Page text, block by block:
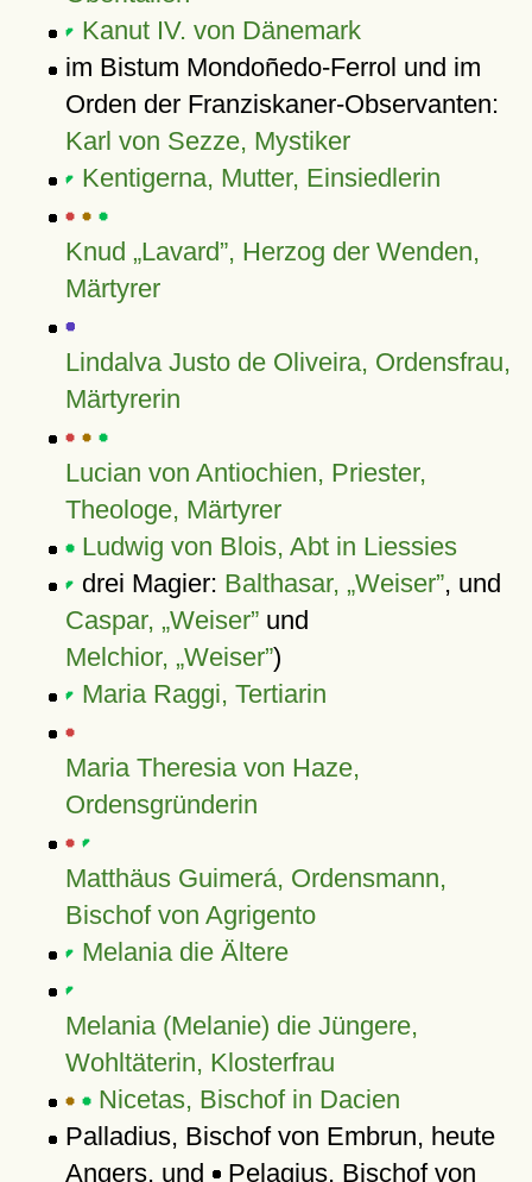
Kanut IV. von Dänemark
im Bistum Mondoñedo-Ferrol und im
Orden der Franziskaner-Observanten:
Karl von Sezze, Mystiker
Kentigerna, Mutter, Einsiedlerin
Knud „Lavard”, Herzog der Wenden,
Märtyrer
Lindalva Justo de Oliveira, Ordensfrau,
Märtyrerin
Lucian von Antiochien, Priester,
Theologe, Märtyrer
Ludwig von Blois, Abt in Liessies
drei Magier: Balthasar, Weiser , und
Caspar, Weiser und
Melchior, Weiser )
Maria Raggi, Tertiarin
Maria Theresia von Haze,
Ordensgründerin
Matthäus Guimerá, Ordensmann,
Bischof von Agrigento
Melania die Ältere
Melania (Melanie) die Jüngere,
Wohltäterin, Klosterfrau
Nicetas, Bischof in Dacien
Palladius, Bischof von Embrun, heute
Angers, und Pelagius, Bischof von